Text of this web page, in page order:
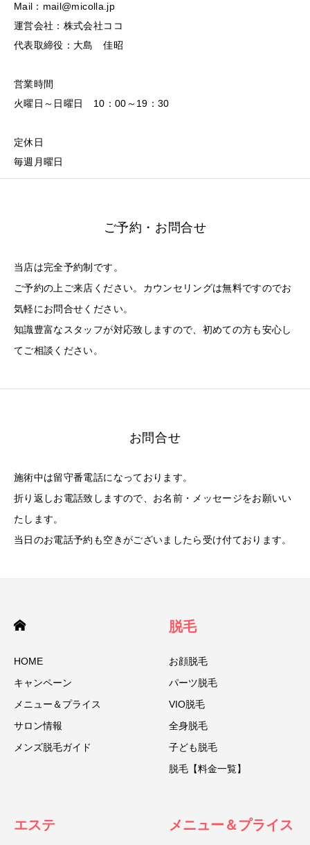
Mail：mail@micolla.jp
運営会社：株式会社ココ
代表取締役：大島 佳昭
営業時間
火曜日～日曜日 10：00～19：30
定休日
毎週月曜日
ご予約・お問合せ
当店は完全予約制です。
ご予約の上ご来店ください。カウンセリングは無料ですのでお
気軽にお問合せください。
知識豊富なスタッフが対応致しますので、初めての方も安心し
てご相談ください。
お問合せ
施術中は留守番電話になっております。
折り返しお電話致しますので、お名前・メッセージをお願いい
たします。
当日のお電話予約も空きがございましたら受け付ております。
HOME
キャンペーン
メニュー＆プライス
サロン情報
メンズ脱毛ガイド
脱毛
お顔脱毛
パーツ脱毛
VIO脱毛
全身脱毛
子ども脱毛
脱毛【料金一覧】
エステ メニュー＆プライス